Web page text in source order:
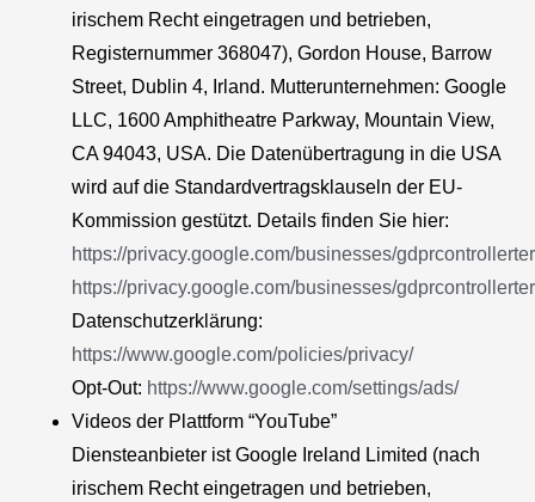
irischem Recht eingetragen und betrieben,
Registernummer 368047), Gordon House, Barrow
Street, Dublin 4, Irland. Mutterunternehmen: Google
LLC, 1600 Amphitheatre Parkway, Mountain View,
CA 94043, USA. Die Datenübertragung in die USA
wird auf die Standardvertragsklauseln der EU-
Kommission gestützt. Details finden Sie hier:
https://privacy.google.com/businesses/
https://privacy.google.com/businesses/
Datenschutzerklärung:
https://www.google.com/policies/privacy/
Opt-Out: https://www.google.com/settings/ads/
Videos der Plattform “YouTube”
Diensteanbieter ist Google Ireland Limited (nach
irischem Recht eingetragen und betrieben,